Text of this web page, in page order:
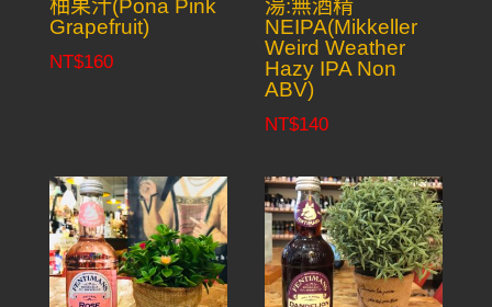
柚果汁(Pona Pink
Grapefruit)
NT$160
湯:無酒精
NEIPA(Mikkeller
Weird Weather
Hazy IPA Non
ABV)
NT$140